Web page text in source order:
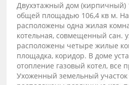
Двухэтажный дом (кирпичный)
общей площадью 106,4 кв м.
расположены одна жилая
котельная, совмещенный сан.
расположены четыре жилые
площадка, коридор. В доме
отопление газовый котел, все
Ухоженный земельный участок